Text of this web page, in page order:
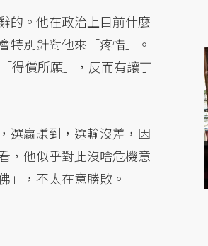
的。他在政治上目前什麼
特別針對他來「疼惜」。
得償所願」，反而有讓丁
選贏賺到，選輸沒差，因
，他似乎對此沒啥危機意
」，不太在意勝敗。